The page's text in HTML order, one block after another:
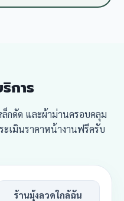
การ
ล็กดัด และผ้าม่านครอบคลุม
เมินราคาหน้างานฟรีครับ
ร้านมุ้งลวดใกล้ฉัน